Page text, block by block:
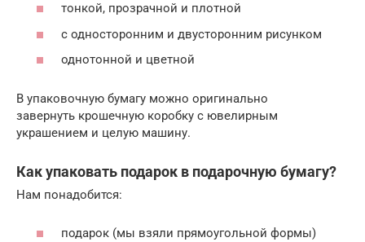
тонкой, прозрачной и плотной
с односторонним и двусторонним рисунком
однотонной и цветной
В упаковочную бумагу можно оригинально
завернуть крошечную коробку с ювелирным
украшением и целую машину.
Как упаковать подарок в подарочную бумагу?
Нам понадобится:
подарок (мы взяли прямоугольной формы)